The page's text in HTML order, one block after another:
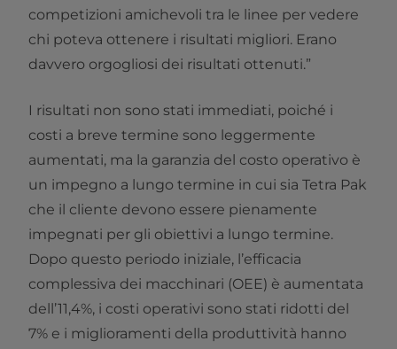
competizioni amichevoli tra le linee per vedere
chi poteva ottenere i risultati migliori. Erano
davvero orgogliosi dei risultati ottenuti.”
I risultati non sono stati immediati, poiché i
costi a breve termine sono leggermente
aumentati, ma la garanzia del costo operativo è
un impegno a lungo termine in cui sia Tetra Pak
che il cliente devono essere pienamente
impegnati per gli obiettivi a lungo termine.
Dopo questo periodo iniziale, l’efficacia
complessiva dei macchinari (OEE) è aumentata
dell’11,4%, i costi operativi sono stati ridotti del
7% e i miglioramenti della produttività hanno